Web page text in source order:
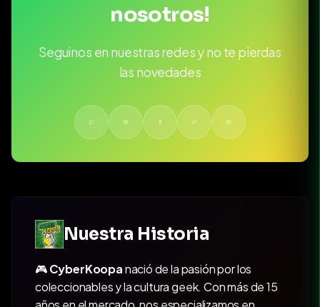
nosotros!
Seguinos en nuestras redes y no te pierdas
las novedades
Nuestra Historia
🎮CyberKoopanació de la pasión por los
coleccionables y la cultura geek. Con más de 15